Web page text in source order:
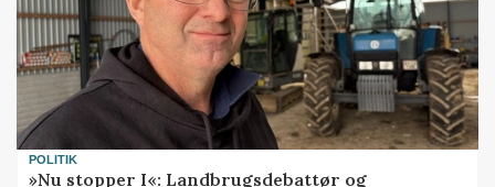
POLITIK
»Nu stopper I«: Landbrugsdebattør og